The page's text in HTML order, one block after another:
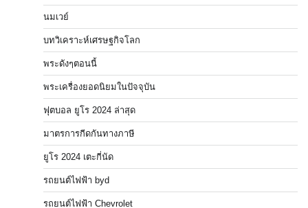
นมเวย์
บทวิเคราะห์เศรษฐกิจโลก
พระดังๆตอนนี้
พระเครื่องยอดนิยมในปัจจุบัน
ฟุตบอล ยูโร 2024 ล่าสุด
มาตรการกีดกันทางภาษี
ยูโร 2024 เตะกี่นัด
รถยนต์ไฟฟ้า byd
รถยนต์ไฟฟ้า Chevrolet